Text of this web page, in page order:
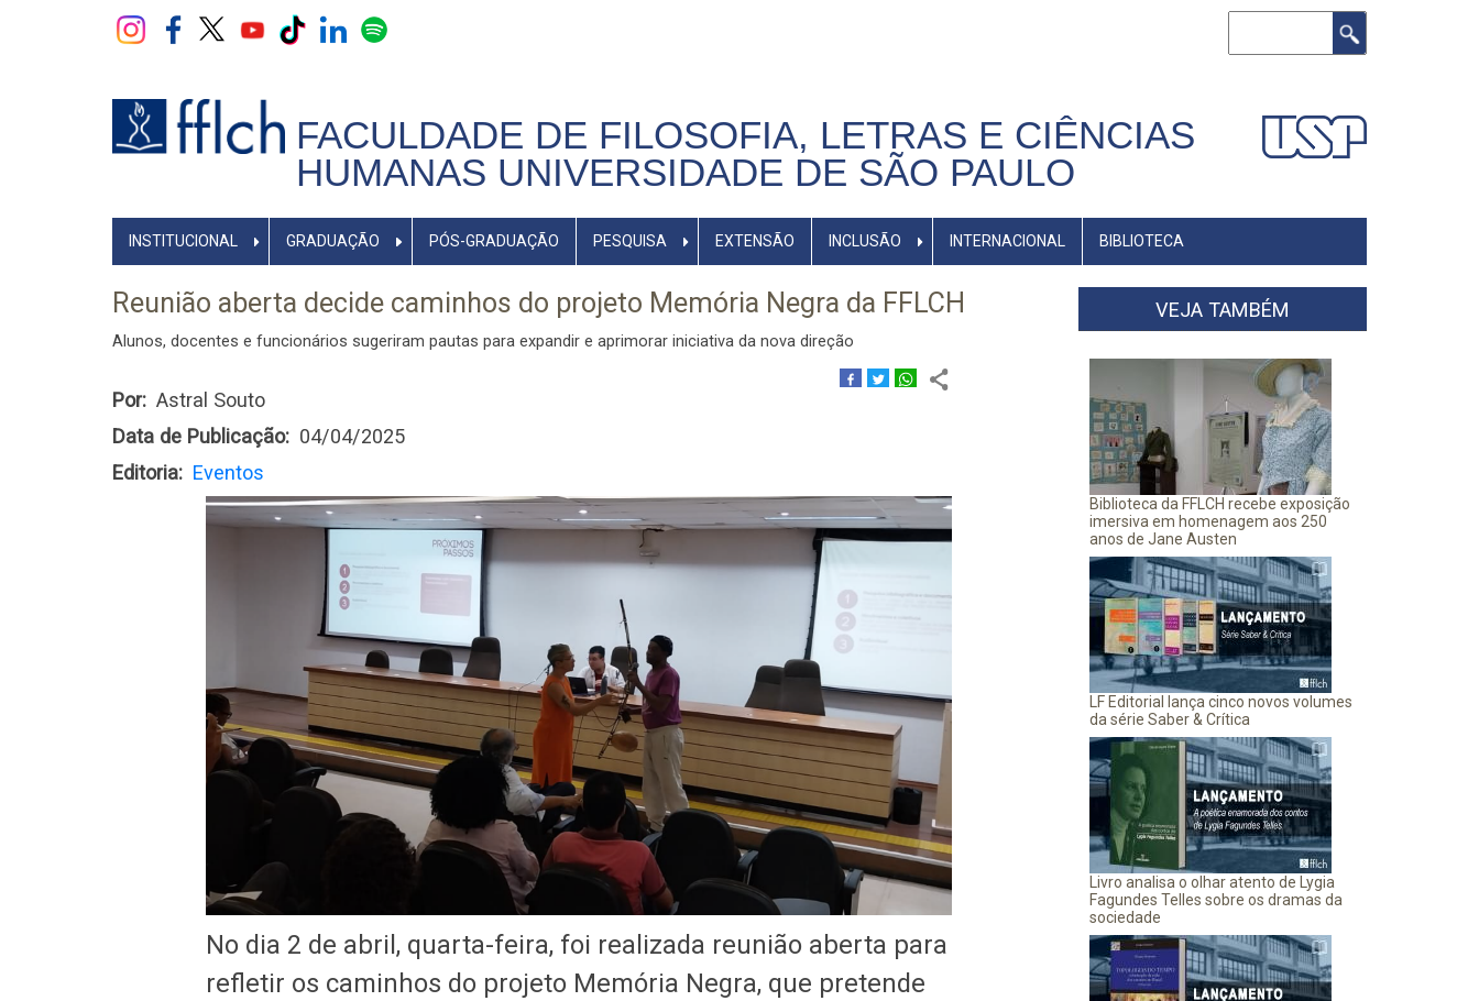
FACULDADE DE FILOSOFIA, LETRAS E CIÊNCIAS
HUMANAS UNIVERSIDADE DE SÃO PAULO
NAVEGADOR
PRINCIPAL
INSTITUCIONAL GRADUAÇÃO PÓS-GRADUAÇÃO PESQUISA EXTENSÃO INCLUSÃO INTERNACIONAL BIBLIOTECA
Reunião aberta decide caminhos do projeto Memória Negra da FFLCH
Alunos, docentes e funcionários sugeriram pautas para expandir e aprimorar iniciativa da nova direção
Por
Astral Souto
Data de Publicação
04/04/2025
Editoria
Eventos
No dia 2 de abril, quarta-feira, foi realizada reunião aberta para
refletir os caminhos do projeto Memória Negra, que pretende
VEJA TAMBÉM
Biblioteca da FFLCH recebe exposição
imersiva em homenagem aos 250
anos de Jane Austen
LF Editorial lança cinco novos volumes
da série Saber & Crítica
Livro analisa o olhar atento de Lygia
Fagundes Telles sobre os dramas da
sociedade